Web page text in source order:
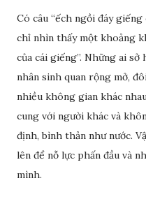
Có câu “ếch ngồi đáy
chỉ nhìn thấy một khoảng
của cái giếng”. Những ai
nhân sinh quan rộng mở,
nhiều không gian khác
cung với người khác và
định, bình thản như nước.
lên để nỗ lực phấn đầu và
mình.